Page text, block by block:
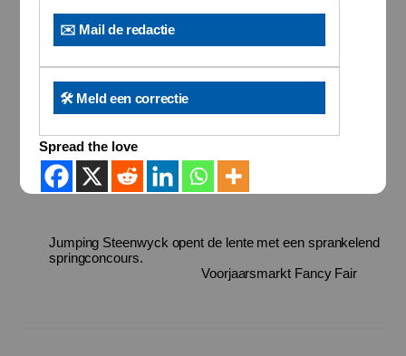
✉️ Mail de redactie
🛠️ Meld een correctie
Spread the love
Jumping Steenwyck opent de lente met een sprankelend
springconcours.
Voorjaarsmarkt Fancy Fair